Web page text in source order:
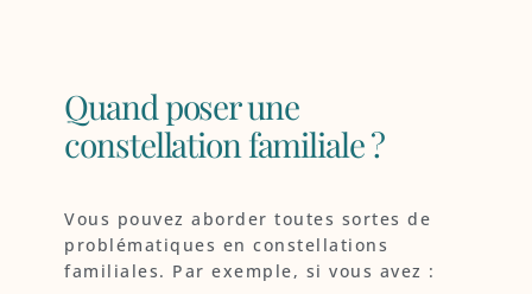
Quand poser une
constellation familiale ?
Vous pouvez aborder toutes sortes de
problématiques en constellations
familiales. Par exemple, si vous avez :